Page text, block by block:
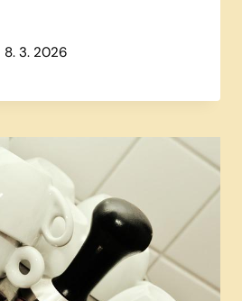
8. 3. 2026